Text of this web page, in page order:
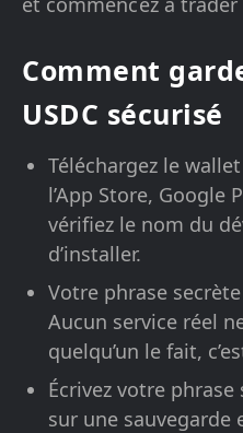
Comment
USDC sécurisé
Téléchargez le
l’App Store, Google
vérifiez le nom du
d’installer.
Votre phrase secrète
Aucun service réel
quelqu’un le fait,
Écrivez votre
sur une sauvegarde